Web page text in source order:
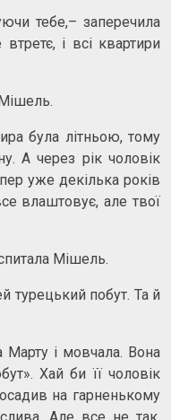
тебе,– заперечила
і всі квартири
була літньою, тому
А через рік чоловік
уже декілька років
влаштовує, але твої
Мішель.
турецький побут. Та й
і мовчала. Вона
Хай би її чоловік
на гарненькому
Але все не так.